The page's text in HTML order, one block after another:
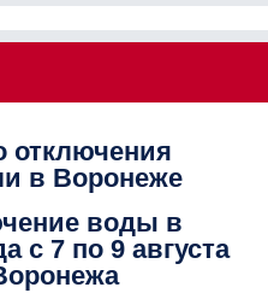
отключения
в Воронеже
воды в
с 7 по 9 августа